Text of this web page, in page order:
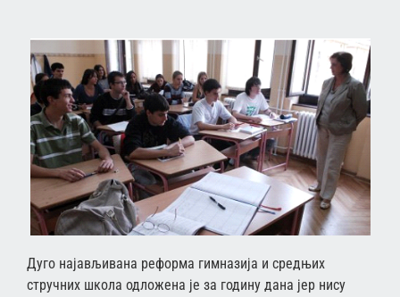
Дуго најављивана реформа гимназија и средњих
стручних школа одложена је за годину дана јер нису